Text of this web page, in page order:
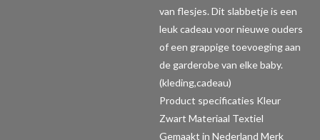
van flesjes. Dit slabbetje is een
leuk cadeau voor nieuwe ouders
of een grappige toevoeging aan
de garderobe van elke baby.
(kleding,cadeau)
Product specificaties Kleur
Zwart Materiaal Textiel
Gemaakt in Nederland Merk